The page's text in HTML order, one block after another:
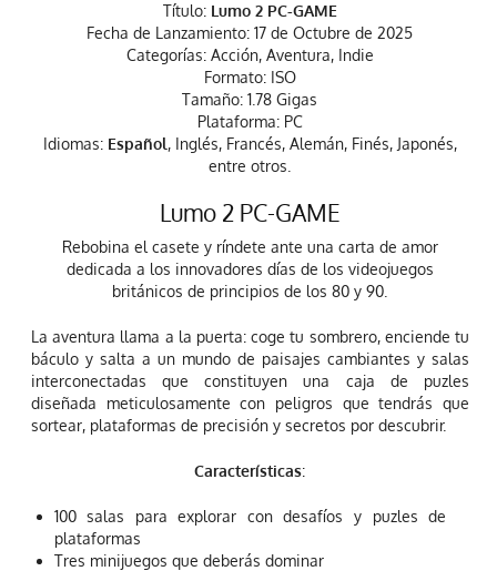
Título: Lumo 2 PC-GAME
Fecha de Lanzamiento: 17 de Octubre de 2025
Categorías: Acción, Aventura, Indie
Formato: ISO
Tamaño: 1.78 Gigas
Plataforma: PC
Idiomas: Español, Inglés, Francés, Alemán, Finés, Japonés,
entre otros.
Lumo 2 PC-GAME
Rebobina el casete y ríndete ante una carta de amor
dedicada a los innovadores días de los videojuegos
británicos de principios de los 80 y 90.
La aventura llama a la puerta: coge tu sombrero, enciende tu
báculo y salta a un mundo de paisajes cambiantes y salas
interconectadas que constituyen una caja de puzles
diseñada meticulosamente con peligros que tendrás que
sortear, plataformas de precisión y secretos por descubrir.
Características:
100 salas para explorar con desafíos y puzles de
plataformas
Tres minijuegos que deberás dominar